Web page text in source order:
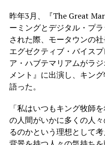
昨年3月、『The Great
ーミングとデジタル・プ
された際、モータウンの
エグゼクティブ・バイス
ア・ハブテマリアムがラ
メント』に出演し、キン
語った。
「私はいつもキング牧師
の人間がいかに多くの人
るのかという理想として